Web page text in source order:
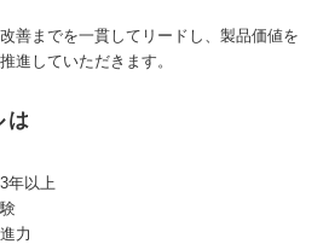
善までを一貫してリードし、製品価値を
進していただきます。
は
年以上
力